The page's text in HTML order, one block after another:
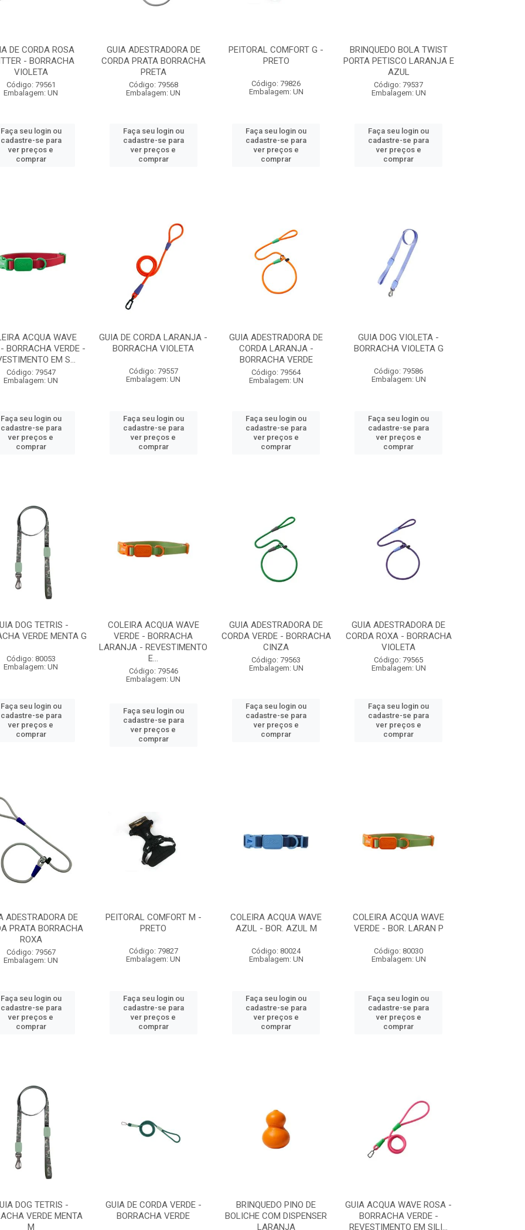
DE CORDA ROSA
- BORRACHA
VIOLETA
Código: 79561
Embalagem: UN
Faça seu login ou
cadastre-se para
ver preços e
comprar
GUIA ADESTRADORA DE
CORDA PRATA BORRACHA
PRETA
Código: 79568
Embalagem: UN
Faça seu login ou
cadastre-se para
ver preços e
comprar
PEITORAL COMFORT G -
PRETO
Código: 79826
Embalagem: UN
Faça seu login ou
cadastre-se para
ver preços e
comprar
BRINQUEDO BOLA TWIST
PORTA PETISCO LARANJA E
AZUL
Código: 79537
Embalagem: UN
Faça seu login ou
cadastre-se para
ver preços e
comprar
ACQUA WAVE
BORRACHA VERDE -
EM S...
Código: 79547
Embalagem: UN
Faça seu login ou
cadastre-se para
ver preços e
comprar
GUIA DE CORDA LARANJA -
BORRACHA VIOLETA
Código: 79557
Embalagem: UN
Faça seu login ou
cadastre-se para
ver preços e
comprar
GUIA ADESTRADORA DE
CORDA LARANJA -
BORRACHA VERDE
Código: 79564
Embalagem: UN
Faça seu login ou
cadastre-se para
ver preços e
comprar
GUIA DOG VIOLETA -
BORRACHA VIOLETA G
Código: 79586
Embalagem: UN
Faça seu login ou
cadastre-se para
ver preços e
comprar
DOG TETRIS -
VERDE MENTA G
Código: 80053
Embalagem: UN
Faça seu login ou
cadastre-se para
ver preços e
comprar
COLEIRA ACQUA WAVE
VERDE - BORRACHA
LARANJA - REVESTIMENTO
E...
Código: 79546
Embalagem: UN
Faça seu login ou
cadastre-se para
ver preços e
comprar
GUIA ADESTRADORA DE
CORDA VERDE - BORRACHA
CINZA
Código: 79563
Embalagem: UN
Faça seu login ou
cadastre-se para
ver preços e
comprar
GUIA ADESTRADORA DE
CORDA ROXA - BORRACHA
VIOLETA
Código: 79565
Embalagem: UN
Faça seu login ou
cadastre-se para
ver preços e
comprar
ADESTRADORA DE
PRATA BORRACHA
ROXA
Código: 79567
Embalagem: UN
Faça seu login ou
cadastre-se para
ver preços e
comprar
PEITORAL COMFORT M -
PRETO
Código: 79827
Embalagem: UN
Faça seu login ou
cadastre-se para
ver preços e
comprar
COLEIRA ACQUA WAVE
AZUL - BOR. AZUL M
Código: 80024
Embalagem: UN
Faça seu login ou
cadastre-se para
ver preços e
comprar
COLEIRA ACQUA WAVE
VERDE - BOR. LARAN P
Código: 80030
Embalagem: UN
Faça seu login ou
cadastre-se para
ver preços e
comprar
DOG TETRIS -
VERDE MENTA
M
GUIA DE CORDA VERDE -
BORRACHA VERDE
BRINQUEDO PINO DE
BOLICHE COM DISPENSER
LARANJA
GUIA ACQUA WAVE ROSA -
BORRACHA VERDE -
REVESTIMENTO EM SILI...